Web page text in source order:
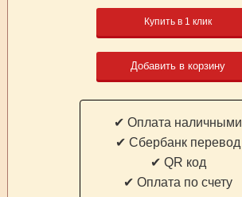
Купить в 1 клик
Добавить в корзину
✔ Оплата наличными
✔ Cбербанк перевод
✔ QR код
✔ Оплата по счету